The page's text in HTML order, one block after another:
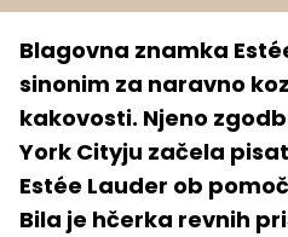
Blagovna znamka
sinonim za naravno
kakovosti. Njeno
York Cityju začela
Estée Lauder ob
Bila je hčerka revnih